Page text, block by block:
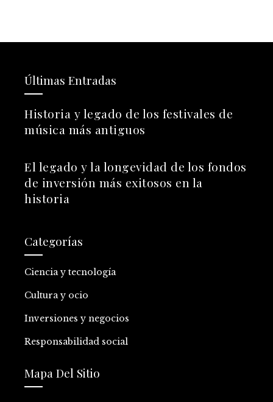
Últimas Entradas
Historia y legado de los festivales de
música más antiguos
El legado y la longevidad de los fondos
de inversión más exitosos en la
historia
Categorías
Ciencia y tecnología
Cultura y ocio
Inversiones y negocios
Responsabilidad social
Mapa Del Sitio